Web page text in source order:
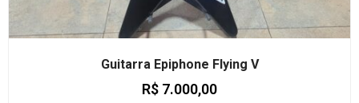
Guitarra Epiphone Flying V
R$ 7.000,00